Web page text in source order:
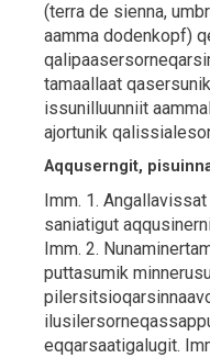
(terra de sienna,
aamma dodenkopf)
tamaallaat
issunilluunniit
ajortunik
Aqquserngit,
Imm. 1.
saniatigut
Imm. 2.
puttasumik
eqqarsaatigalugit.